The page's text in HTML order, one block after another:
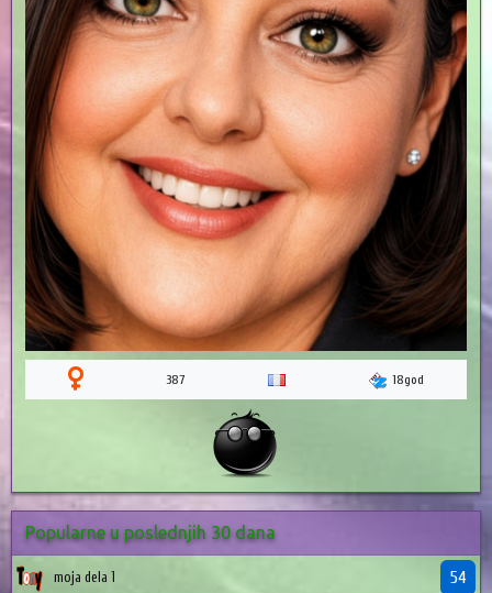
387 18god
Popularne u poslednjih 30 dana
moja dela 1 54